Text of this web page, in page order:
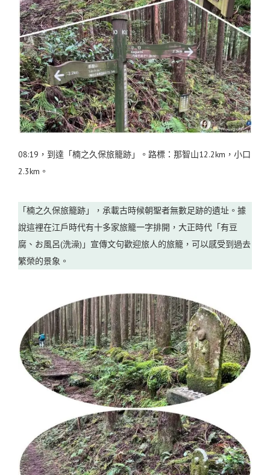
08:19，到達「楠之久保旅籠跡」。路標：那智山12.2km，小口
2.3km。
「楠之久保旅籠跡」，承載古時候朝聖者無數足跡的遺址。據
說這裡在江戶時代有十多家旅籠一字排開，大正時代「有豆
腐、お風呂(洗澡)」宣傳文句歡迎旅人的旅籠，可以感受到過去
繁榮的景象。